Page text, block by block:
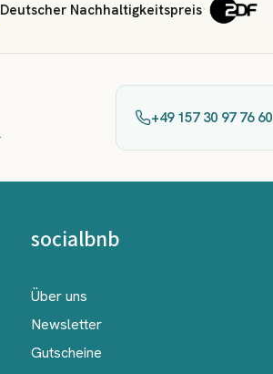
Deutscher Nachhaltigkeitspreis·
+49 157 30 97 76 60
socialbnb
Über uns
Newsletter
Gutscheine